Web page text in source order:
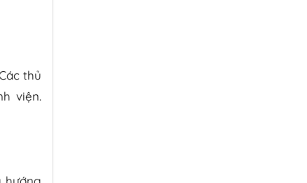
thủ
viện.